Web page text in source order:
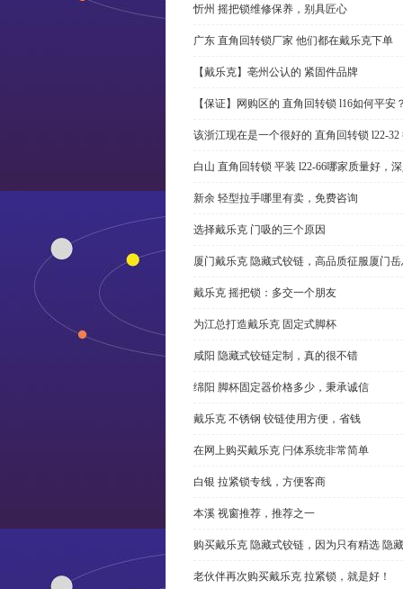
忻州 摇把锁维修保养，别具匠心
广东 直角回转锁厂家 他们都在戴乐克下单
【戴乐克】亳州公认的 紧固件品牌
【保证】网购区的 直角回转锁 l16如何平安
该浙江现在是一个很好的 直角回转锁 l22-
白山 直角回转锁 平装 l22-66哪家质量好，
新余 轻型拉手哪里有卖，免费咨询
选择戴乐克 门吸的三个原因
厦门戴乐克 隐藏式铰链，高品质征服厦门
戴乐克 摇把锁：多交一个朋友
为江总打造戴乐克 固定式脚杯
咸阳 隐藏式铰链定制，真的很不错
绵阳 脚杯固定器价格多少，秉承诚信
戴乐克 不锈钢 铰链使用方便，省钱
在网上购买戴乐克 闩体系统非常简单
白银 拉紧锁专线，方便客商
本溪 视窗推荐，推荐之一
购买戴乐克 隐藏式铰链，因为只有精选 隐
老伙伴再次购买戴乐克 拉紧锁，就是好！